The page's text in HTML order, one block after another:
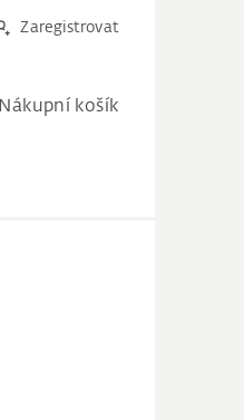
Zaregistrovat
Nákupní košík